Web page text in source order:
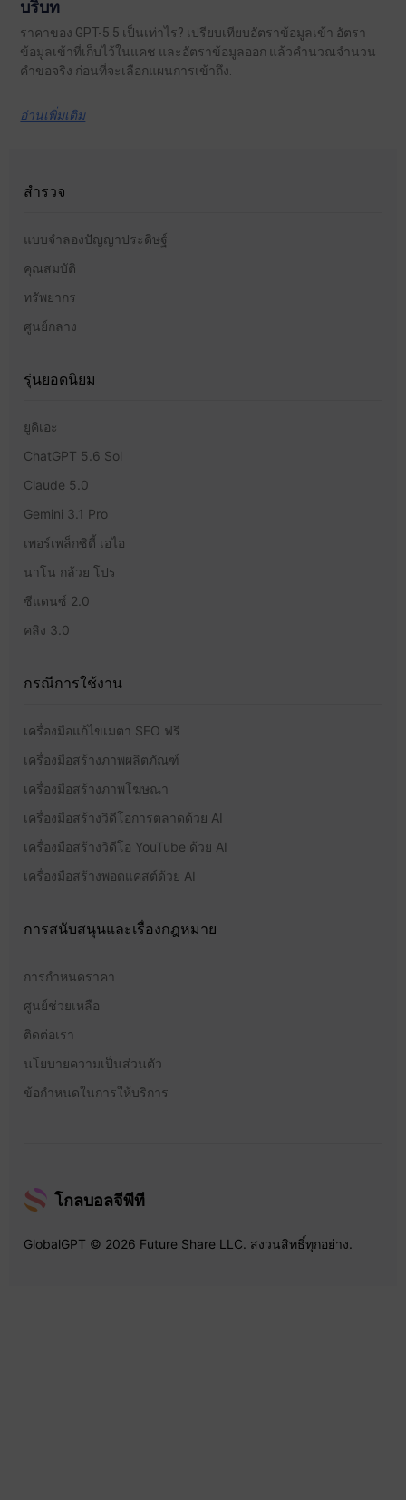
บริบท
ราคาของ GPT-5.5 เป็นเท่าไร? เปรียบเทียบอัตราข้อมูลเข้า อัตรา
ข้อมูลเข้าที่เก็บไว้ในแคช และอัตราข้อมูลออก แล้วคำนวณจำนวน
คำขอจริง ก่อนที่จะเลือกแผนการเข้าถึง.
อ่านเพิ่มเติม
สำรวจ
แบบจำลองปัญญาประดิษฐ์
คุณสมบัติ
ทรัพยากร
ศูนย์กลาง
รุ่นยอดนิยม
ยูคิเอะ
ChatGPT 5.6 Sol
Claude 5.0
Gemini 3.1 Pro
เพอร์เพล็กซิตี้ เอไอ
นาโน กล้วย โปร
ซีแดนซ์ 2.0
คลิง 3.0
กรณีการใช้งาน
เครื่องมือแก้ไขเมตา SEO ฟรี
เครื่องมือสร้างภาพผลิตภัณฑ์
เครื่องมือสร้างภาพโฆษณา
เครื่องมือสร้างวิดีโอการตลาดด้วย AI
เครื่องมือสร้างวิดีโอ YouTube ด้วย AI
เครื่องมือสร้างพอดแคสต์ด้วย AI
การสนับสนุนและเรื่องกฎหมาย
การกำหนดราคา
ศูนย์ช่วยเหลือ
ติดต่อเรา
นโยบายความเป็นส่วนตัว
ข้อกำหนดในการให้บริการ
โกลบอลจีพีที
GlobalGPT © 2026 Future Share LLC. สงวนสิทธิ์ทุกอย่าง.